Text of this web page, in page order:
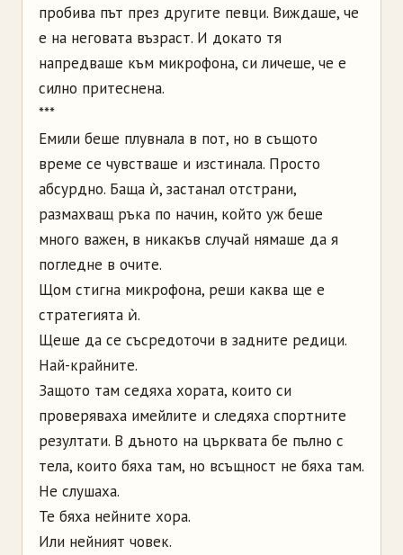
пробива път през другите певци. Виждаше, че
е на неговата възраст. И докато тя
напредваше към микрофона, си личеше, че е
силно притеснена.
***
Емили беше плувнала в пот, но в същото
време се чувстваше и изстинала. Просто
абсурдно. Баща ѝ, застанал отстрани,
размахващ ръка по начин, който уж беше
много важен, в никакъв случай нямаше да я
погледне в очите.
Щом стигна микрофона, реши каква ще е
стратегията ѝ.
Щеше да се съсредоточи в задните редици.
Най-крайните.
Защото там седяха хората, които си
проверяваха имейлите и следяха спортните
резултати. В дъното на църквата бе пълно с
тела, които бяха там, но всъщност не бяха там.
Не слушаха.
Те бяха нейните хора.
Или нейният човек.